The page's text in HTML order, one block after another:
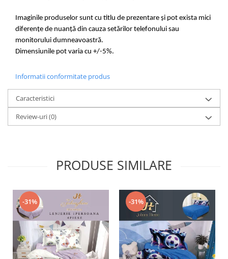
Imaginile produselor sunt cu titlu de prezentare și pot exista mici
diferențe de nuanță din cauza setărilor telefonului sau
monitorului dumneavoastră.
Dimensiunile pot varia cu +/-5%.
Informatii conformitate produs
Caracteristici
Review-uri(0)
PRODUSE SIMILARE
-31% -31%